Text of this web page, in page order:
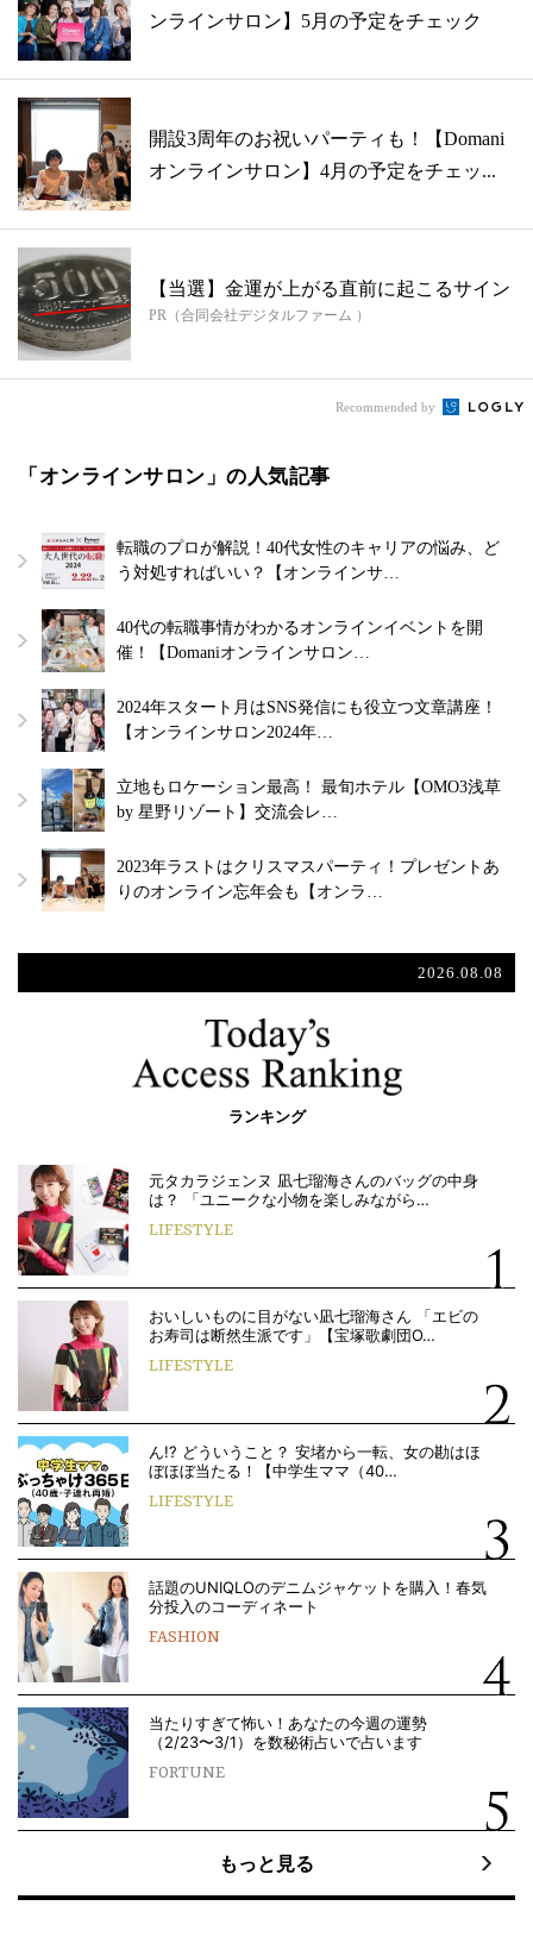
ンラインサロン】5月の予定をチェック
開設3周年のお祝いパーティも！【Domani
オンラインサロン】4月の予定をチェッ...
【当選】金運が上がる直前に起こるサイン
PR（合同会社デジタルファーム ）
Recommended by
「オンラインサロン」の人気記事
転職のプロが解説！40代女性のキャリアの悩み、ど
う対処すればいい？【オンラインサ…
40代の転職事情がわかるオンラインイベントを開
催！【Domaniオンラインサロン…
2024年スタート月はSNS発信にも役立つ文章講座！
【オンラインサロン2024年…
立地もロケーション最高！ 最旬ホテル【OMO3浅草
by 星野リゾート】交流会レ…
2023年ラストはクリスマスパーティ！プレゼントあ
りのオンライン忘年会も【オンラ…
2026.08.08
ランキング
元タカラジェンヌ 凪七瑠海さんのバッグの中身
は？ 「ユニークな小物を楽しみながら…
LIFESTYLE
おいしいものに目がない凪七瑠海さん 「エビの
お寿司は断然生派です」【宝塚歌劇団O…
LIFESTYLE
ん!? どういうこと？ 安堵から一転、女の勘はほ
ぼほぼ当たる！【中学生ママ（40…
LIFESTYLE
話題のUNIQLOのデニムジャケットを購入！春気
分投入のコーディネート
FASHION
当たりすぎて怖い！あなたの今週の運勢
（2/23〜3/1）を数秘術占いで占います
FORTUNE
もっと見る